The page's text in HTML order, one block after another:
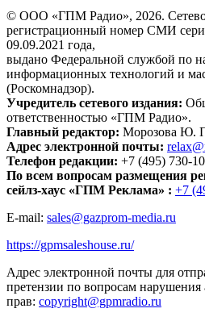
© ООО «ГПМ Радио», 2026.
регистрационный номер СМИ
09.09.2021 года,
выдано Федеральной службой по
информационных технологий и
(Роскомнадзор).
Учредитель сетевого издания:
ответственностью «ГПМ Радио».
Главный редактор: Морозова Ю.
Адрес электронной почты:
Телефон редакции: +7 (495) 730-
По всем вопросам размещения
сейлз-хаус «ГПМ Реклама» : +7
E-mail: sales@gazprom-media.ru
https://gpmsaleshouse.ru/
Адрес электронной почты для
претензии по вопросам
прав: copyright@gpmradio.ru